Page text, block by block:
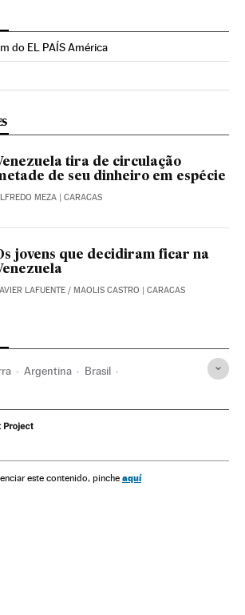
do EL PAÍS América
Brasil en Twitter
El País Brasil en Instagram
El País Brasil en Facebook
tira de circulação
de seu dinheiro em espécie
MEZA | CARACAS
jovens que decidiram ficar na
LAFUENTE / MAOLIS CASTRO | CARACAS
Argentina Brasil
este contenido, pinche aquí